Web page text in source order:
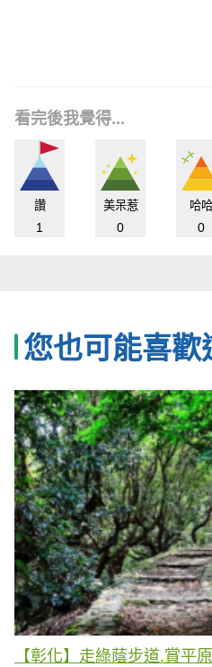
看完後我覺得...
讚
1
美呆惹
0
哈哈
0
您也可能喜
【彰化】走綠蔭步道.賞平